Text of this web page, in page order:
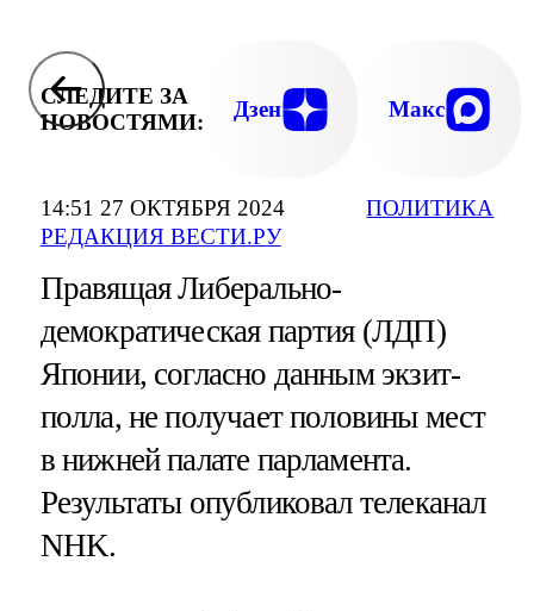
14:51 27 ОКТЯБРЯ 2024
РЕДАКЦИЯ ВЕСТИ.РУ
ПОЛИТИКА
СЛЕДИТЕ ЗА
НОВОСТЯМИ:
Дзен Макс
Правящая Либерально-
демократическая партия (ЛДП)
Японии, согласно данным экзит-
полла, не получает половины мест
в нижней палате парламента.
Результаты опубликовал телеканал
NHK.